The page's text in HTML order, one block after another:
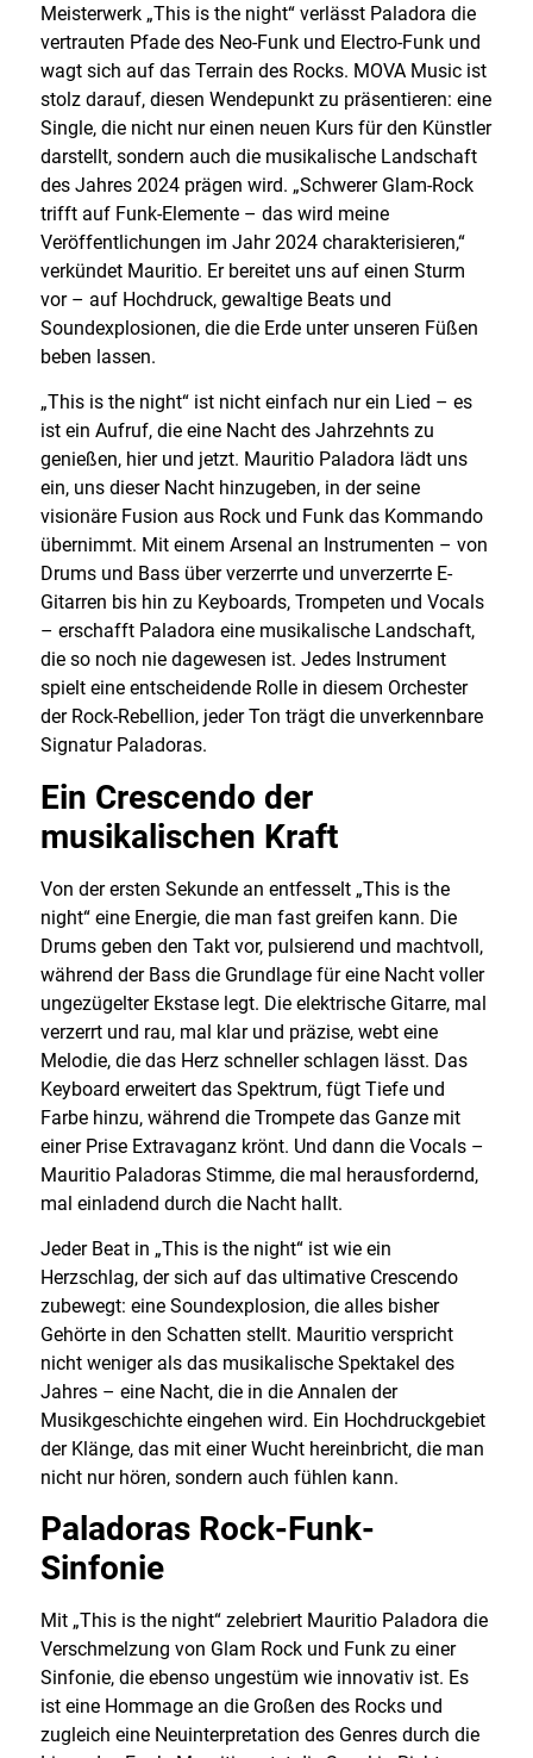
Meisterwerk „This is the night“ verlässt Paladora die
vertrauten Pfade des Neo-Funk und Electro-Funk und
wagt sich auf das Terrain des Rocks. MOVA Music ist
stolz darauf, diesen Wendepunkt zu präsentieren: eine
Single, die nicht nur einen neuen Kurs für den Künstler
darstellt, sondern auch die musikalische Landschaft
des Jahres 2024 prägen wird. „Schwerer Glam-Rock
trifft auf Funk-Elemente – das wird meine
Veröffentlichungen im Jahr 2024 charakterisieren,“
verkündet Mauritio. Er bereitet uns auf einen Sturm
vor – auf Hochdruck, gewaltige Beats und
Soundexplosionen, die die Erde unter unseren Füßen
beben lassen.
„This is the night“ ist nicht einfach nur ein Lied – es
ist ein Aufruf, die eine Nacht des Jahrzehnts zu
genießen, hier und jetzt. Mauritio Paladora lädt uns
ein, uns dieser Nacht hinzugeben, in der seine
visionäre Fusion aus Rock und Funk das Kommando
übernimmt. Mit einem Arsenal an Instrumenten – von
Drums und Bass über verzerrte und unverzerrte E-
Gitarren bis hin zu Keyboards, Trompeten und Vocals
– erschafft Paladora eine musikalische Landschaft,
die so noch nie dagewesen ist. Jedes Instrument
spielt eine entscheidende Rolle in diesem Orchester
der Rock-Rebellion, jeder Ton trägt die unverkennbare
Signatur Paladoras.
Ein Crescendo der
musikalischen Kraft
Von der ersten Sekunde an entfesselt „This is the
night“ eine Energie, die man fast greifen kann. Die
Drums geben den Takt vor, pulsierend und machtvoll,
während der Bass die Grundlage für eine Nacht voller
ungezügelter Ekstase legt. Die elektrische Gitarre, mal
verzerrt und rau, mal klar und präzise, webt eine
Melodie, die das Herz schneller schlagen lässt. Das
Keyboard erweitert das Spektrum, fügt Tiefe und
Farbe hinzu, während die Trompete das Ganze mit
einer Prise Extravaganz krönt. Und dann die Vocals –
Mauritio Paladoras Stimme, die mal herausfordernd,
mal einladend durch die Nacht hallt.
Jeder Beat in „This is the night“ ist wie ein
Herzschlag, der sich auf das ultimative Crescendo
zubewegt: eine Soundexplosion, die alles bisher
Gehörte in den Schatten stellt. Mauritio verspricht
nicht weniger als das musikalische Spektakel des
Jahres – eine Nacht, die in die Annalen der
Musikgeschichte eingehen wird. Ein Hochdruckgebiet
der Klänge, das mit einer Wucht hereinbricht, die man
nicht nur hören, sondern auch fühlen kann.
Paladoras Rock-Funk-
Sinfonie
Mit „This is the night“ zelebriert Mauritio Paladora die
Verschmelzung von Glam Rock und Funk zu einer
Sinfonie, die ebenso ungestüm wie innovativ ist. Es
ist eine Hommage an die Großen des Rocks und
zugleich eine Neuinterpretation des Genres durch die